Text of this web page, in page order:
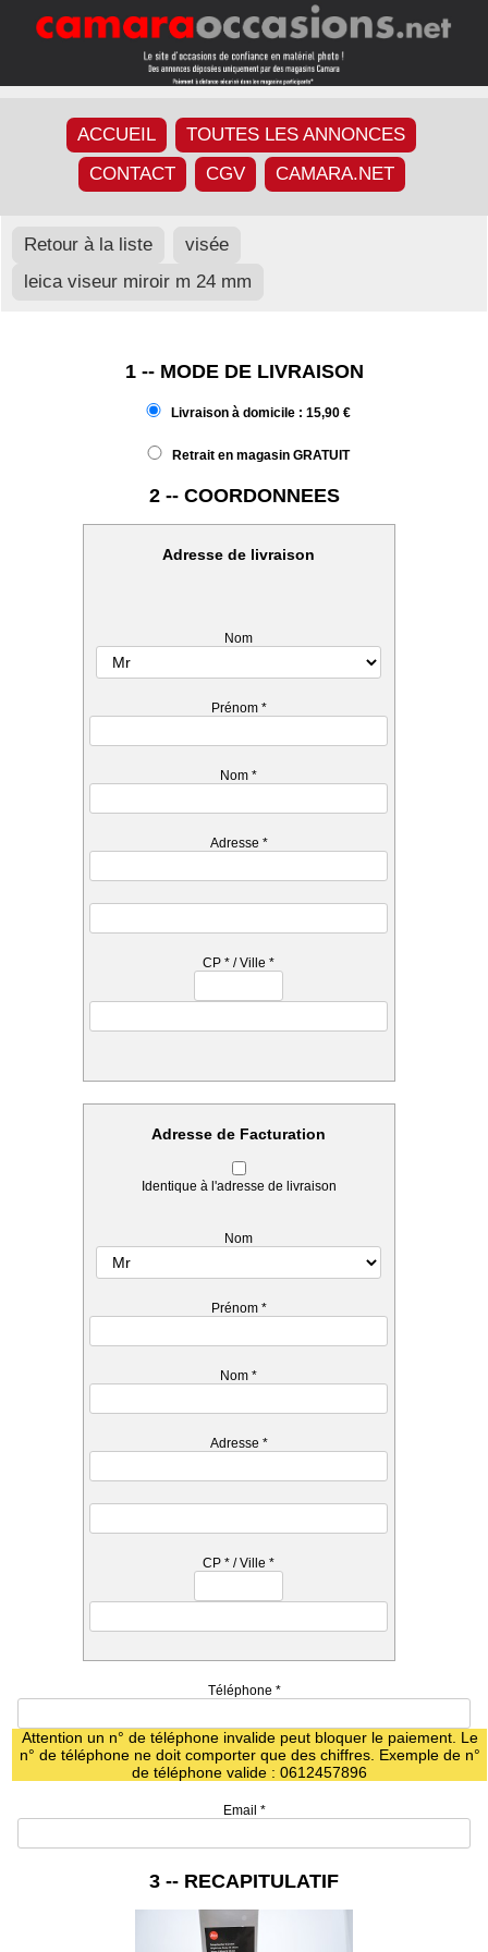
ACCUEIL
TOUTES LES ANNONCES
CONTACT
CGV CAMARA.NET
Retour à la liste
visée
leica viseur miroir m 24 mm
1 -- MODE DE LIVRAISON
Livraison à domicile : 15,90 €
Retrait en magasin GRATUIT
2 -- COORDONNEES
Adresse de livraison
Nom
Prénom *
Nom *
Adresse *
CP * / Ville *
Adresse de Facturation
Identique à l'adresse de livraison
Nom
Prénom *
Nom *
Adresse *
CP * / Ville *
Téléphone *
Attention un n° de téléphone invalide peut bloquer le paiement. Le
n° de téléphone ne doit comporter que des chiffres. Exemple de n°
de téléphone valide : 0612457896
Email *
3 -- RECAPITULATIF